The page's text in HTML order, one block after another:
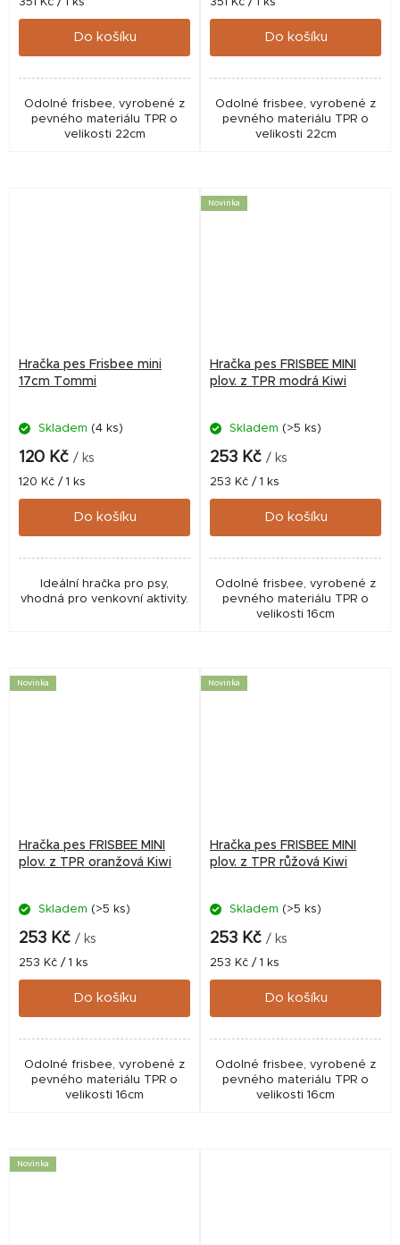
cena:
Do košíku
Odolné frisbee, vyrobené z
pevného materiálu TPR o
velikosti 22cm
cena:
Do košíku
Odolné frisbee, vyrobené z
pevného materiálu TPR o
velikosti 22cm
Hračka pes Frisbee mini
17cm Tommi
Skladem (4 ks)
120 Kč / ks
Měrná
cena:
120 Kč / 1 ks
Do košíku
Ideální hračka pro psy,
vhodná pro venkovní aktivity.
Novinka
Hračka pes FRISBEE MINI
plov. z TPR modrá Kiwi
Skladem (>5 ks)
253 Kč / ks
Měrná
cena:
253 Kč / 1 ks
Do košíku
Odolné frisbee, vyrobené z
pevného materiálu TPR o
velikosti 16cm
Novinka
Hračka pes FRISBEE MINI
plov. z TPR oranžová Kiwi
Skladem (>5 ks)
253 Kč / ks
Měrná
cena:
253 Kč / 1 ks
Do košíku
Odolné frisbee, vyrobené z
pevného materiálu TPR o
velikosti 16cm
Novinka
Hračka pes FRISBEE MINI
plov. z TPR růžová Kiwi
Skladem (>5 ks)
253 Kč / ks
Měrná
cena:
253 Kč / 1 ks
Do košíku
Odolné frisbee, vyrobené z
pevného materiálu TPR o
velikosti 16cm
Novinka